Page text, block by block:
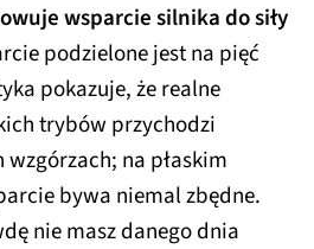
wsparcie silnika do siły
podzielone jest na pięć
pokazuje, że realne
trybów przychodzi
na płaskim
bywa niemal zbędne.
nie masz danego dnia